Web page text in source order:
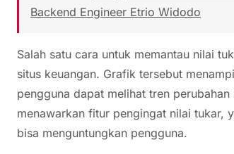
Backend Engineer Etrio Widodo
Salah satu cara untuk memantau nilai
situs keuangan. Grafik tersebut
pengguna dapat melihat tren
menawarkan fitur pengingat nilai tukar,
bisa menguntungkan pengguna.